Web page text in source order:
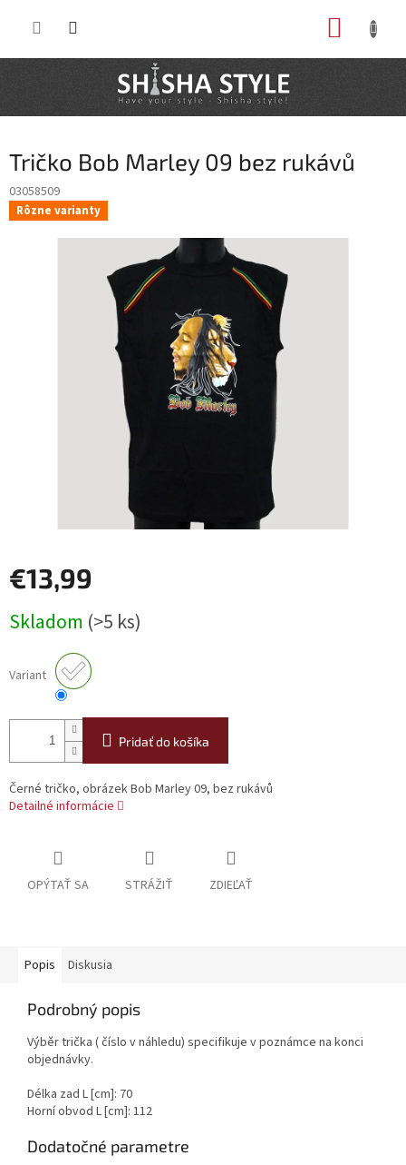
Tričko Bob Marley 09 bez rukávů
03058509
Rôzne varianty
€13,99
cena:
Skladom (>5 ks)
Variant
Pridať do košíka
Černé tričko, obrázek Bob Marley 09, bez rukávů
Detailné informácie
OPÝTAŤ SA STRÁŽIŤ ZDIEĽAŤ
Popis Diskusia
Podrobný popis
Výběr trička ( číslo v náhledu) specifikuje v poznámce na konci
objednávky.
Délka zad L [cm]: 70
Horní obvod L [cm]: 112
Dodatočné parametre